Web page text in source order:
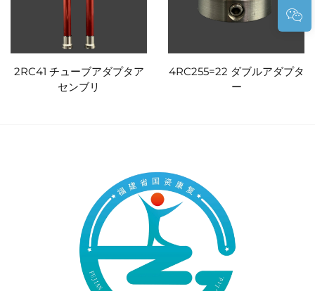
2RC41 チューブアダプタア
センブリ
4RC255=22 ダブルアダプタ
ー